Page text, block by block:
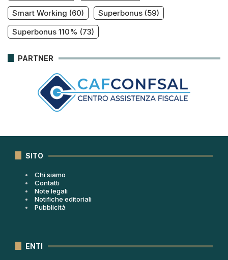
Smart Working (60) Superbonus (59)
Superbonus 110% (73)
PARTNER
SITO
Chi siamo
Contatti
Note legali
Notifiche editoriali
Pubblicità
ENTI